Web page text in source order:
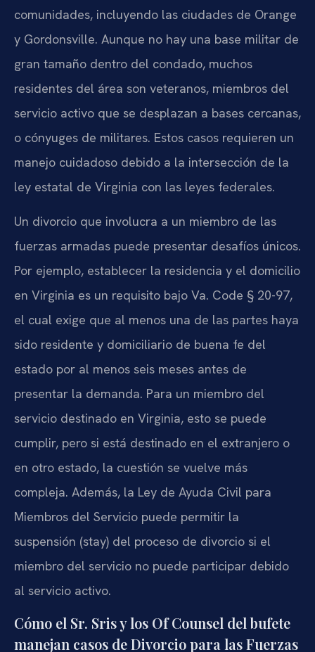
comunidades, incluyendo las ciudades de Orange
y Gordonsville. Aunque no hay una base militar de
gran tamaño dentro del condado, muchos
residentes del área son veteranos, miembros del
servicio activo que se desplazan a bases cercanas,
o cónyuges de militares. Estos casos requieren un
manejo cuidadoso debido a la intersección de la
ley estatal de Virginia con las leyes federales.
Un divorcio que involucra a un miembro de las
fuerzas armadas puede presentar desafíos únicos.
Por ejemplo, establecer la residencia y el domicilio
en Virginia es un requisito bajo Va. Code § 20-97,
el cual exige que al menos una de las partes haya
sido residente y domiciliario de buena fe del
estado por al menos seis meses antes de
presentar la demanda. Para un miembro del
servicio destinado en Virginia, esto se puede
cumplir, pero si está destinado en el extranjero o
en otro estado, la cuestión se vuelve más
compleja. Además, la Ley de Ayuda Civil para
Miembros del Servicio puede permitir la
suspensión (stay) del proceso de divorcio si el
miembro del servicio no puede participar debido
al servicio activo.
Cómo el Sr. Sris y los Of Counsel del bufete
manejan casos de Divorcio para las Fuerzas